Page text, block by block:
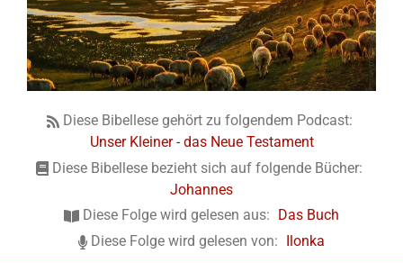
Diese Bibellese gehört zu folgendem Podcast:
Unser Kleiner - das Neue Testament
Diese Bibellese bezieht sich auf folgende Bücher:
Johannes
Diese Folge wird gelesen aus:
Das Buch
Diese Folge wird gelesen von:
Ilonka